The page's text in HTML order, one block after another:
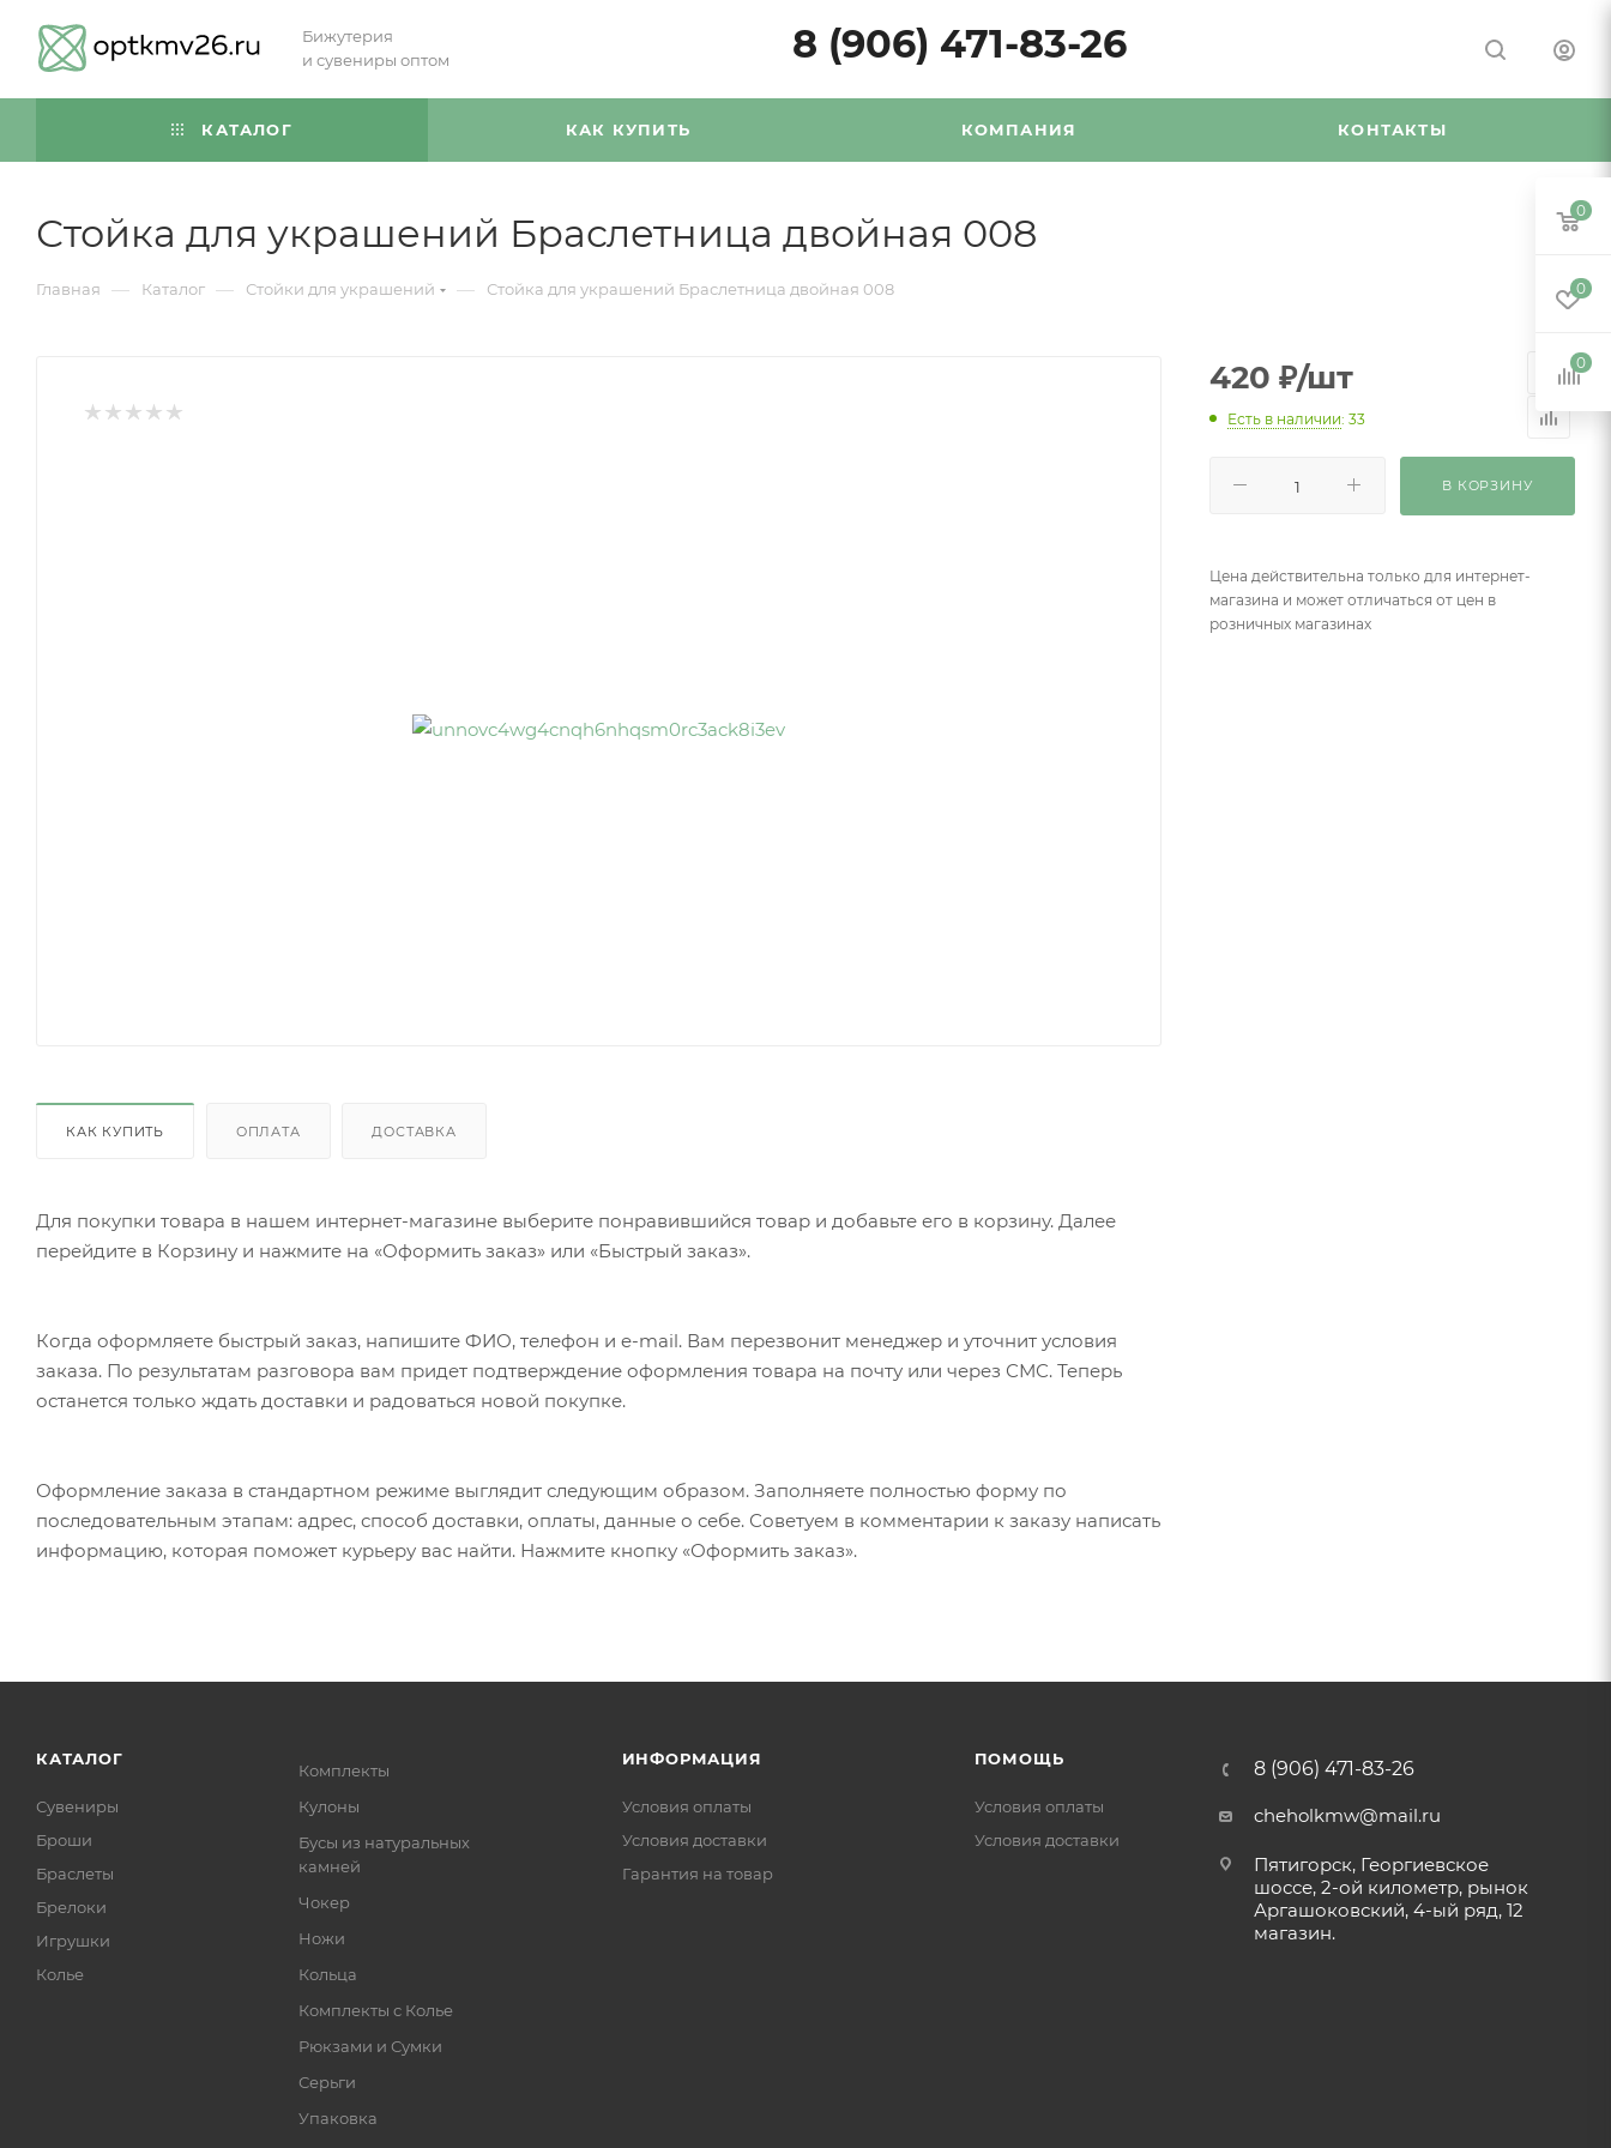
Бижутерия
и сувениры оптом
8 (906) 471-83-26
КАТАЛОГ КАК КУПИТЬ КОМПАНИЯ КОНТАКТЫ
Стойка для украшений Браслетница двойная 008
Главная — Каталог — Стойки для украшений — Стойка для украшений Браслетница двойная 008
КАК КУПИТЬ ОПЛАТА ДОСТАВКА
Для покупки товара в нашем интернет-магазине выберите понравившийся товар и добавьте его в корзину. Далее
перейдите в Корзину и нажмите на «Оформить заказ» или «Быстрый заказ».
Когда оформляете быстрый заказ, напишите ФИО, телефон и e-mail. Вам перезвонит менеджер и уточнит условия
заказа. По результатам разговора вам придет подтверждение оформления товара на почту или через СМС. Теперь
останется только ждать доставки и радоваться новой покупке.
Оформление заказа в стандартном режиме выглядит следующим образом. Заполняете полностью форму по
последовательным этапам: адрес, способ доставки, оплаты, данные о себе. Советуем в комментарии к заказу написать
информацию, которая поможет курьеру вас найти. Нажмите кнопку «Оформить заказ».
420 ₽/шт
Есть в наличии: 33
В КОРЗИНУ
Цена действительна только для интернет-
магазина и может отличаться от цен в
розничных магазинах
КАТАЛОГ
Сувениры
Броши
Браслеты
Брелоки
Игрушки
Колье
Комплекты
Кулоны
Бусы из натуральных
камней
Чокер
Ножи
Кольца
Комплекты с Колье
Рюкзами и Сумки
Серьги
Упаковка
ИНФОРМАЦИЯ
Условия оплаты
Условия доставки
Гарантия на товар
ПОМОЩЬ
Условия оплаты
Условия доставки
8 (906) 471-83-26
cheholkmw@mail.ru
Пятигорск, Георгиевское
шоссе, 2-ой километр, рынок
Аргашоковский, 4-ый ряд, 12
магазин.
0
0
0